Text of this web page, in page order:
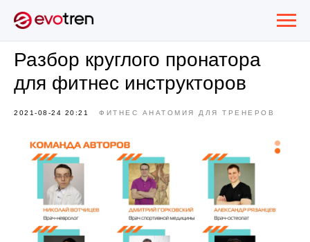
Разбор круглого пронатора
для фитнес инструкторов
2021-08-24 20:21 ФИТНЕС АНАТОМИЯ ДЛЯ ТРЕНЕРОВ